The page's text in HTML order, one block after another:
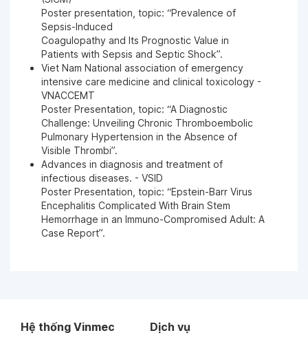
Poster presentation, topic: “Prevalence of
Sepsis-Induced
Coagulopathy and Its Prognostic Value in
Patients with Sepsis and Septic Shock”.
Viet Nam National association of emergency
intensive care medicine and clinical toxicology -
VNACCEMT
Poster Presentation, topic: “A Diagnostic
Challenge: Unveiling Chronic Thromboembolic
Pulmonary Hypertension in the Absence of
Visible Thrombi”.
Advances in diagnosis and treatment of
infectious diseases. - VSID
Poster Presentation, topic: “Epstein-Barr Virus
Encephalitis Complicated With Brain Stem
Hemorrhage in an Immuno-Compromised Adult: A
Case Report”.
Hệ thống Vinmec Dịch vụ